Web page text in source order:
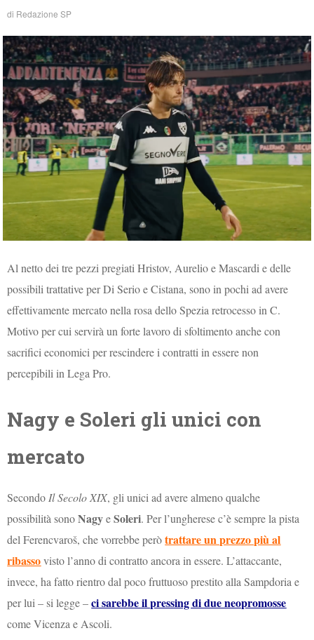
di Redazione SP
Al netto dei tre pezzi pregiati Hristov, Aurelio e Mascardi e delle
possibili trattative per Di Serio e Cistana, sono in pochi ad avere
effettivamente mercato nella rosa dello Spezia retrocesso in C.
Motivo per cui servirà un forte lavoro di sfoltimento anche con
sacrifici economici per rescindere i contratti in essere non
percepibili in Lega Pro.
Nagy e Soleri gli unici con
mercato
Secondo Il Secolo XIX, gli unici ad avere almeno qualche
possibilità sonoNagyeSoleri. Per l’ungherese c’è sempre la pista
del Ferencvaroš, che vorrebbe peròtrattare un prezzo più al
ribassovisto l’anno di contratto ancora in essere. L’attaccante,
invece, ha fatto rientro dal poco fruttuoso prestito alla Sampdoria e
per lui – si legge –ci sarebbe il pressing di due neopromosse
come Vicenza e Ascoli.